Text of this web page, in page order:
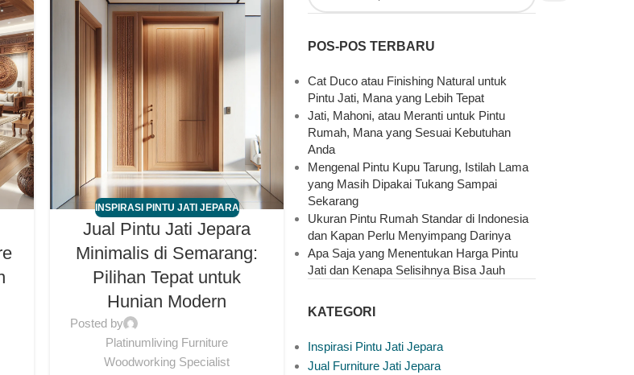
INSPIRASI PINTU JATI JEPARA
Jual Pintu Jati Jepara
Minimalis di Semarang:
Pilihan Tepat untuk
Hunian Modern
Posted by
Platinumliving Furniture
Woodworking Specialist
POS-POS TERBARU
Cat Duco atau Finishing Natural untuk
Pintu Jati, Mana yang Lebih Tepat
Jati, Mahoni, atau Meranti untuk Pintu
Rumah, Mana yang Sesuai Kebutuhan
Anda
Mengenal Pintu Kupu Tarung, Istilah Lama
yang Masih Dipakai Tukang Sampai
Sekarang
Ukuran Pintu Rumah Standar di Indonesia
dan Kapan Perlu Menyimpang Darinya
Apa Saja yang Menentukan Harga Pintu
Jati dan Kenapa Selisihnya Bisa Jauh
KATEGORI
Inspirasi Pintu Jati Jepara
Jual Furniture Jati Jepara